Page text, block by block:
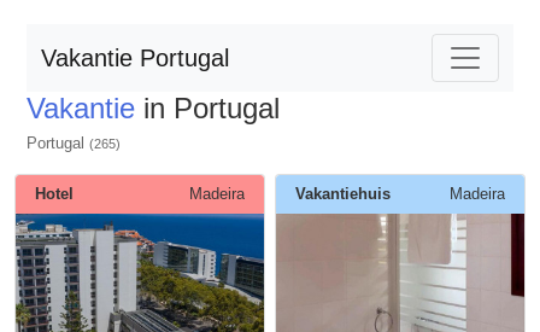
Vakantie Portugal
Vakantie in Portugal
Portugal (265)
Hotel Madeira Vakantiehuis Madeira